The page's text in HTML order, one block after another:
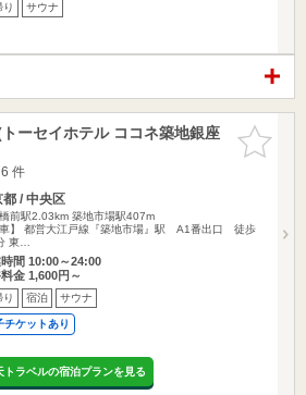
り サウナ
お気に入
りに追加
ーセイホテル ココネ築地銀座
件
都 / 中央区
前駅2.03km 築地市場駅407m
車】 都営大江戸線『築地市場』駅 A1番出口 徒歩
東…
間 10:00～24:00
料金 1,600円～
り 宿泊 サウナ
チケットあり
トラベルの宿泊プランを見る